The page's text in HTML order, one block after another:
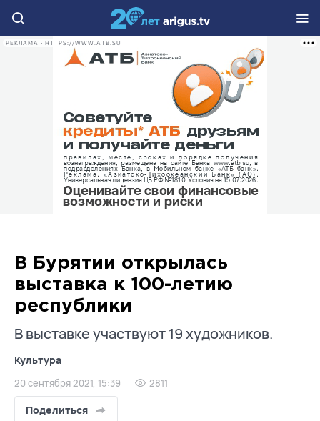
РЕКЛАМА • HTTPS://WWW.ATB.SU
В Бурятии открылась
выставка к 100-летию
республики
В выставке участвуют 19 художников.
Культура
20 сентября 2021, 15:39 2811
Поделиться